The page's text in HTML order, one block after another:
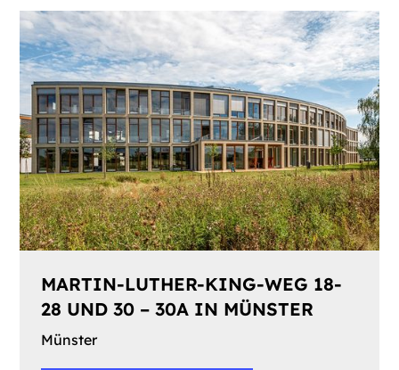
MARTIN-LUTHER-KING-WEG 18-
28 UND 30 – 30A IN MÜNSTER
Münster